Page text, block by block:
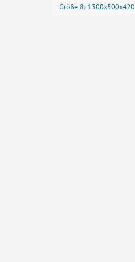
Größe 8: 1300x500x420